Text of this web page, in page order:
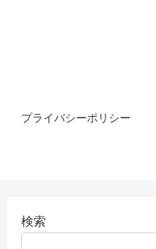
プライバシーポリシー
検索